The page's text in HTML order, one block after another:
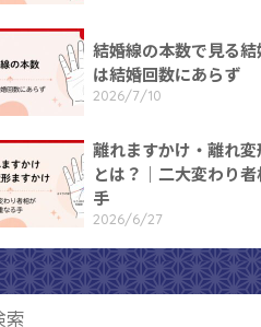
結婚線の本数で見る
は結婚回数にあらず
2026/7/10
離れますかけ・離れ
とは？｜二大変わり
手
2026/6/27